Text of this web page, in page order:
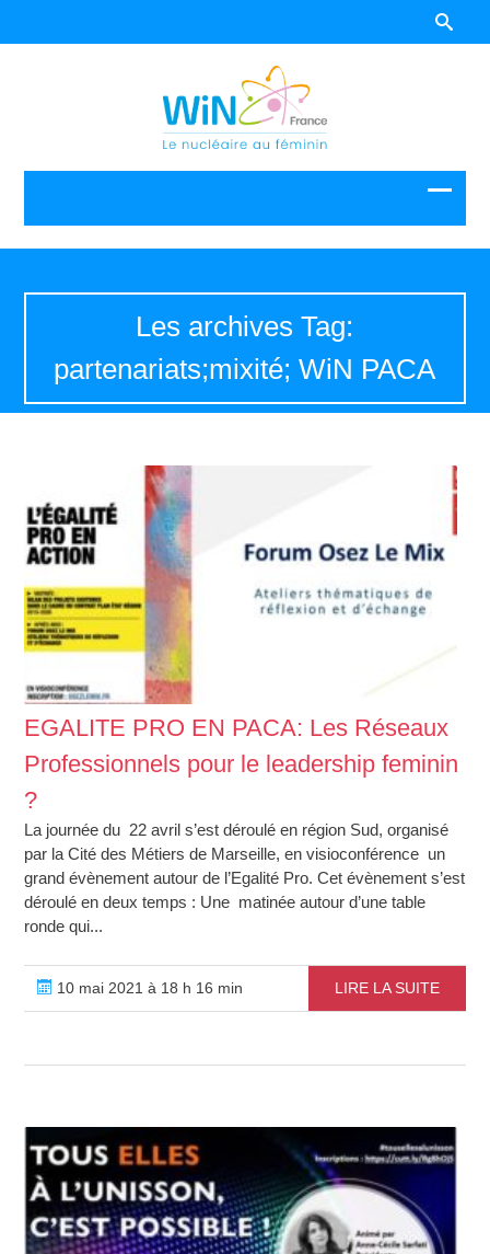
Les archives Tag:
partenariats;mixité; WiN PACA
EGALITE PRO EN PACA: Les Réseaux
Professionnels pour le leadership feminin
?
La journée du 22 avril s’est déroulé en région Sud, organisé
par la Cité des Métiers de Marseille, en visioconférence un
grand évènement autour de l’Egalité Pro. Cet évènement s’est
déroulé en deux temps : Une matinée autour d’une table
ronde qui...
10 mai 2021 à 18 h 16 min LIRE LA SUITE